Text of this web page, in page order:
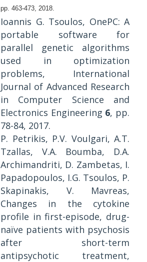
pp. 463-473, 2018.
Ioannis G. Tsoulos, OnePC: A
portable software for
parallel genetic algorithms
used in optimization
problems, International
Journal of Advanced Research
in Computer Science and
Electronics Engineering 6, pp.
78-84, 2017.
P. Petrikis, P.V. Voulgari, A.T.
Tzallas, V.A. Boumba, D.A.
Archimandriti, D. Zambetas, I.
Papadopoulos, I.G. Tsoulos, P.
Skapinakis, V. Mavreas,
Changes in the cytokine
profile in first-episode, drug-
naïve patients with psychosis
after short-term
antipsychotic treatment,